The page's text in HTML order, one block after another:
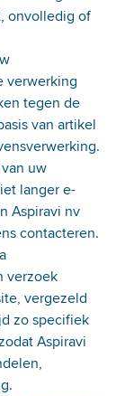
onvolledig of
verwerking
tegen de
van artikel
uw
langer e-
Aspiravi nv
contacteren.
verzoek
vergezeld
zo specifiek
Aspiravi